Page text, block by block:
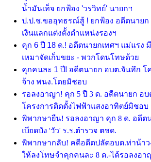
น้ำมันเท็จ ยกฟ้อง 'วรวิทย์' นายกฯ
ป.ป.ช.ขออุทธรณ์สู้ ! ยกฟ้อง อดีตนายก
เงินแลกแต่งตั้งตำแหน่งรองฯ
คุก 6 ปี 18 ด.! อดีตนายกเทศฯ แม่แรง
เหมาจัดเก็บขยะ - พวกโดนโทษด้วย
คุกคนละ 1 ปี! อดีตนายก อบต.จันทึก โ
จ้าง พนง.โดยมิชอบ
รอลงอาญา! คุก 5 ปี 3 ด. อดีตนายก อ
โครงการติดตั้งไฟฟ้าแสงอาทิตย์มิชอบ
พิพากษายืน! รอลงอาญา คุก 8 ด. อดีต
เบียดบัง 'วัว' ร.ร.ตำรวจ ตชด.
พิพากษากลับ! คดีอดีตปลัดอบต.ท่าน้าว
ให้ลงโทษจำคุกคนละ 8 ด.-ได้รอลงอา